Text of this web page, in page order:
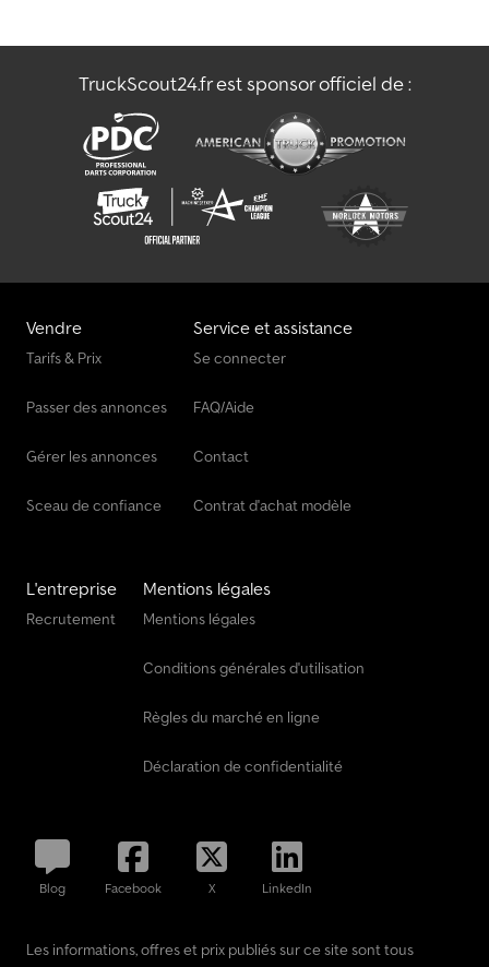
TruckScout24.fr est sponsor officiel de :
Vendre
Tarifs & Prix
Passer des annonces
Gérer les annonces
Sceau de confiance
Service et assistance
Se connecter
FAQ/Aide
Contact
Contrat d'achat modèle
L'entreprise
Recrutement
Mentions légales
Mentions légales
Conditions générales d'utilisation
Règles du marché en ligne
Déclaration de confidentialité
Blog Facebook X LinkedIn
Les informations, offres et prix publiés sur ce site sont tous